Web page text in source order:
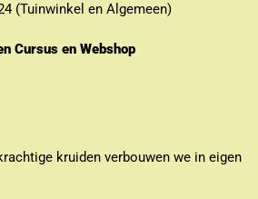
(Tuinwinkel en Algemeen)
Cursus en Webshop
kruiden verbouwen we in eigen